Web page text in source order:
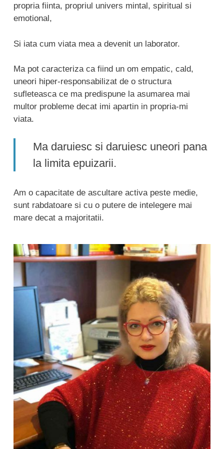
propria fiinta, propriul univers mintal, spiritual si
emotional,
Si iata cum viata mea a devenit un laborator.
Ma pot caracteriza ca fiind un om empatic, cald,
uneori hiper-responsabilizat de o structura
sufleteasca ce ma predispune la asumarea mai
multor probleme decat imi apartin in propria-mi
viata.
Ma daruiesc si daruiesc uneori pana
la limita epuizarii.
Am o capacitate de ascultare activa peste medie,
sunt rabdatoare si cu o putere de intelegere mai
mare decat a majoritatii.